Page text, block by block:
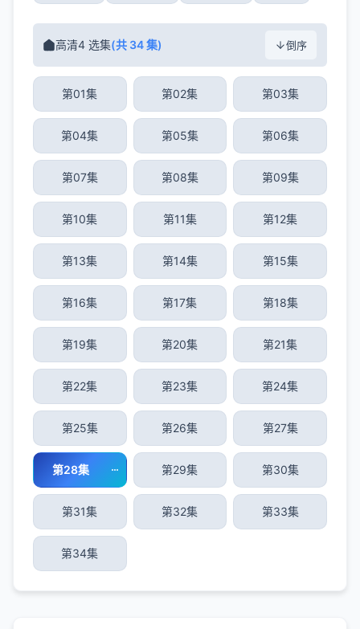
高清4 选集(共 34 集) 倒序
第01集 第02集 第03集
第04集 第05集 第06集
第07集 第08集 第09集
第10集 第11集 第12集
第13集 第14集 第15集
第16集 第17集 第18集
第19集 第20集 第21集
第22集 第23集 第24集
第25集 第26集 第27集
第28集 第29集 第30集
第31集 第32集 第33集
第34集